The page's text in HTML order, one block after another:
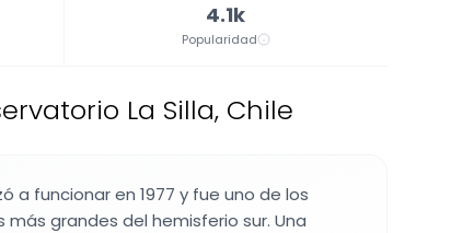
4.1k
Popularidad
La Silla, Chile
a funcionar en 1977 y fue uno de los
grandes del hemisferio sur. Una